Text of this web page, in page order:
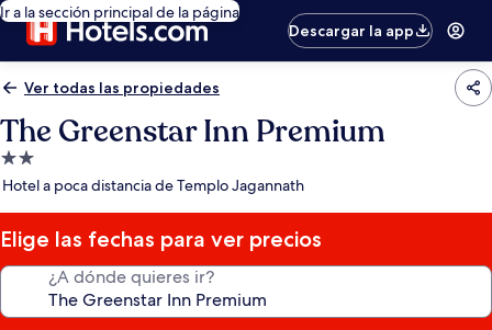
Ir a la sección principal de la página
Descargar la app
Ver todas las propiedades
The Greenstar Inn Premium
Propiedad
de
estrellas
Hotel a poca distancia de Templo Jagannath
Elige las fechas para ver precios
¿A dónde quieres ir?